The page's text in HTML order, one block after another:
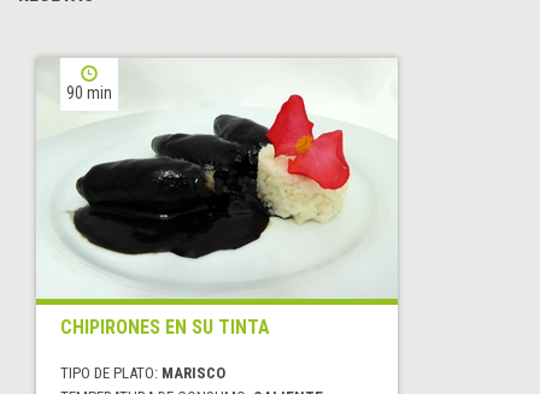
90 min
CHIPIRONES EN SU TINTA
TIPO DE PLATO: MARISCO